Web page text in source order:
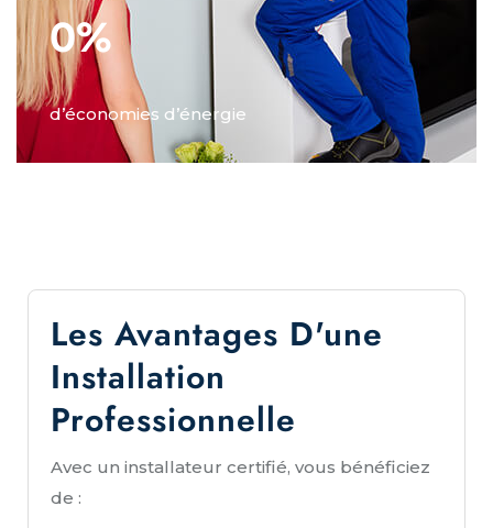
0%
d’économies d’énergie
Les Avantages D'une
Installation
Professionnelle
Avec un installateur certifié, vous bénéficiez
de :